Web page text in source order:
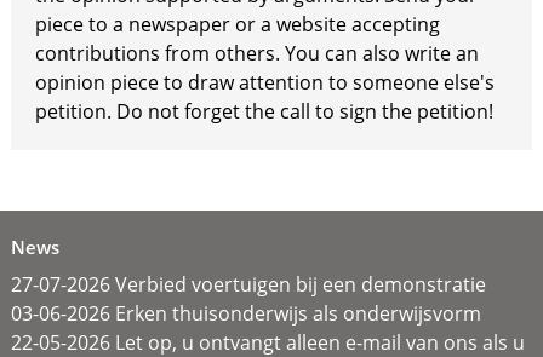
piece to a newspaper or a website accepting
contributions from others. You can also write an
opinion piece to draw attention to someone else's
petition. Do not forget the call to sign the petition!
News
27-07-2026 Verbied voertuigen bij een demonstratie
03-06-2026 Erken thuisonderwijs als onderwijsvorm
22-05-2026 Let op, u ontvangt alleen e-mail van ons als u